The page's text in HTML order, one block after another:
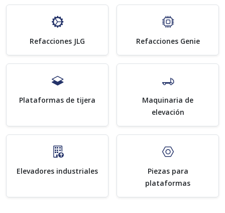
Refacciones JLG Refacciones Genie
Plataformas de tijera
Maquinaria de
elevación
Elevadores industriales
Piezas para
plataformas